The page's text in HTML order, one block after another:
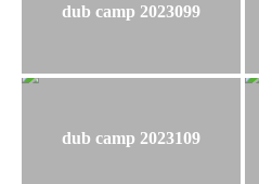
dub camp 2023099
dub camp 2023109